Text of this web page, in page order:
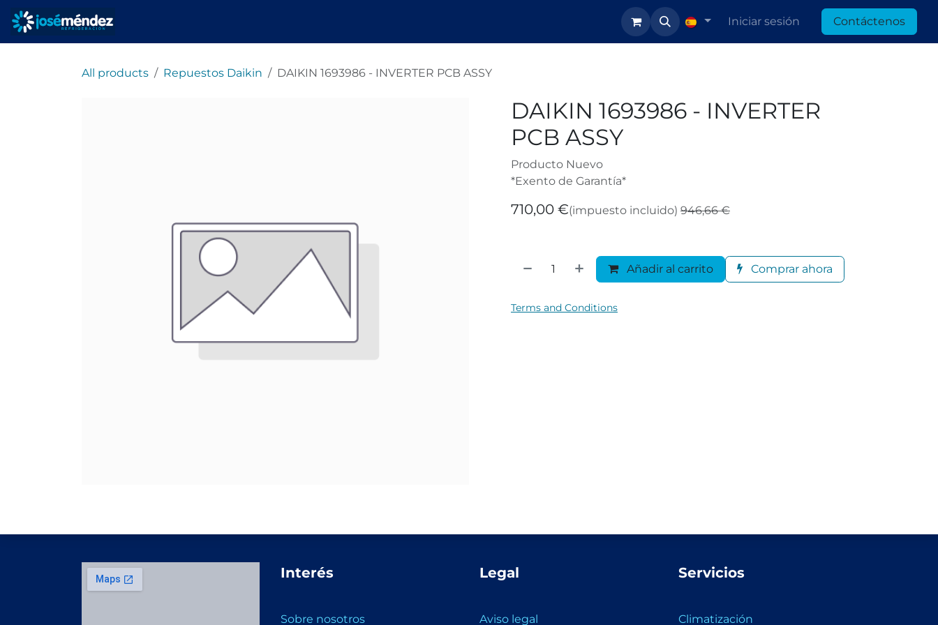
Ir al contenido
Iniciar sesión Contáctenos
All products Repuestos Daikin DAIKIN 1693986 - INVERTER PCB ASSY
DAIKIN 1693986 - INVERTER
PCB ASSY
Producto Nuevo
*Exento de Garantía*
710,00 €(impuesto incluido) 946,66€
Añadir al carrito Comprar ahora
Terms and Conditions
Interés
Sobre nosotros
Legal
Aviso legal
Servicios
Climatización